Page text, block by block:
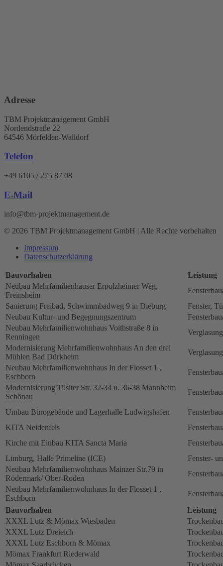
Adresse
TBM Projektmanagement GmbH
Nordendstraße 22
64546 Mörfelden-Walldorf
Telefon
+49 6105 / 275 87 08
E-Mail
info@tbm-projektmanagement.de
© 2026 TBM Projektmanagement GmbH | Alle Rechte vorbehalten
Impressum
Datenschutz­erklärung
Bauvorhaben
Leistung
Neubau Mehrfamilienhäuser Erpolzheimer Weg,
Freinsheim
Sanierung Freibad, Schwimmbadweg 9 in Dieburg
Fenster,
Neubau Kultur- und Begegnungszentrum
Neubau Mehrfamilienwohnhaus Voithstraße 8 in
Renningen
Modernisierung Mehrfamilienwohnhaus An den drei
Mühlen Bad Dürkheim
Neubau Mehrfamilienwohnhaus In der Flosset 1 ,
Eschborn
Modernisierung Tilsiter Str. 32-34 u. 36-38 Mannheim
Schönau
Umbau Bürogebäude und Lagerhalle Ludwigshafen
KITA Neidenfels
Kirche mit Einbau KITA Sancta Maria
Limburg, Halle Primeline (ICE)
Fenster-
Neubau Mehrfamilienwohnhaus Mainzer Str.79 in
Rödermark/ Ober-Roden
Neubau Mehrfamilienwohnhaus In der Flosset 1 ,
Eschborn
Bauvorhaben
Leistung
XXXL Lutz & Mömax Wiesbaden
XXXL Lutz Dreieich
XXXL Lutz Eschborn & Mömax
Mömax Frankfurt Riederwald